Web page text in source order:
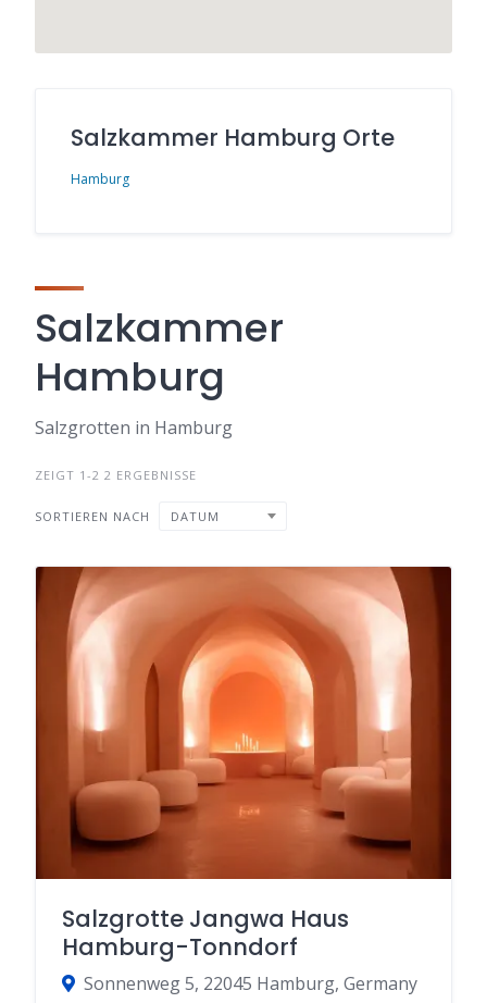
Salzkammer Hamburg Orte
Hamburg
Salzkammer
Hamburg
Salzgrotten in Hamburg
ZEIGT 1-2 2 ERGEBNISSE
SORTIEREN NACH DATUM
Salzgrotte Jangwa Haus
Hamburg-Tonndorf
Sonnenweg 5, 22045 Hamburg, Germany